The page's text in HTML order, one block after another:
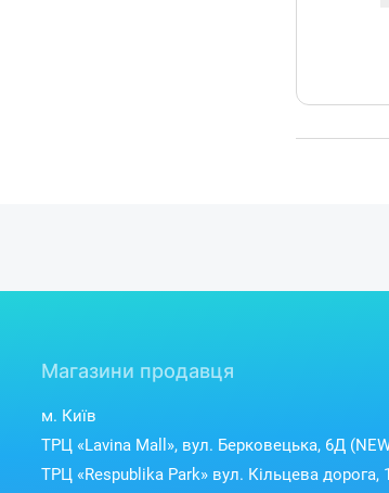
Магазини продавця
м. Київ
ТРЦ «Lavina Mall», вул. Берковецька, 6Д
ТРЦ «Respublika Park» вул. Кільцева дорога, 1